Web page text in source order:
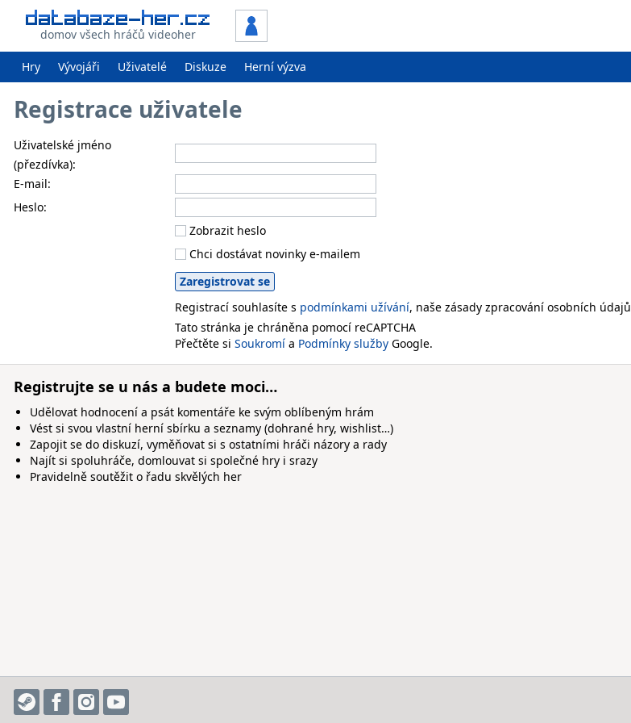
domov všech hráčů videoher
Hry Vývojáři Uživatelé Diskuze Herní výzva
Registrace uživatele
Uživatelské jméno
(přezdívka):
E-mail:
Heslo:
Zobrazit heslo
Chci dostávat novinky e-mailem
Registrací souhlasíte s podmínkami užívání, naše zásady zpracování osobních údajů
Tato stránka je chráněna pomocí reCAPTCHA
Přečtěte si Soukromí a Podmínky služby Google.
Registrujte se u nás a budete moci…
Udělovat hodnocení a psát komentáře ke svým oblíbeným hrám
Vést si svou vlastní herní sbírku a seznamy (dohrané hry, wishlist…)
Zapojit se do diskuzí, vyměňovat si s ostatními hráči názory a rady
Najít si spoluhráče, domlouvat si společné hry i srazy
Pravidelně soutěžit o řadu skvělých her